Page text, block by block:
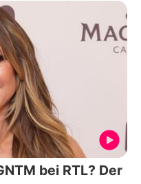
bei RTL? Der